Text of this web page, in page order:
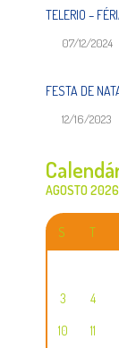
TELERIO –
07/12/2024
FESTA DE
12/16/2023
AGOSTO 2026
S T
3 4
10 11